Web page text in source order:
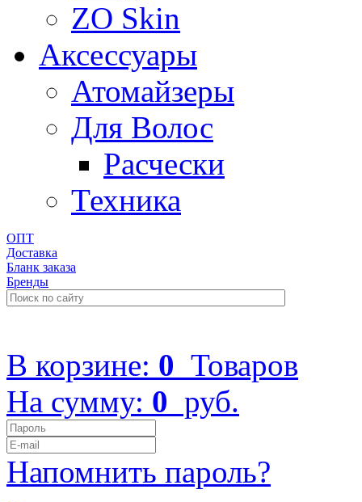
ZO Skin
Aксессуары
Атомайзеры
Для Волос
Расчески
Техника
ОПТ
Доставка
Бланк заказа
Бренды
В корзине: 0 Товаров
На сумму: 0 руб.
Напомнить пароль?